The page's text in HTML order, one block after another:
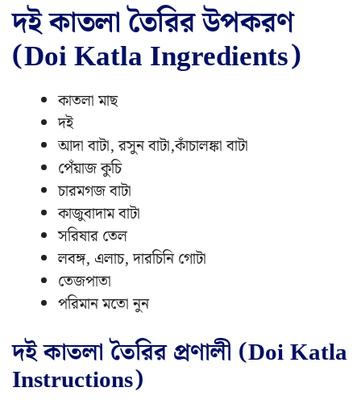
দই কাতলা তৈরির উপকরণ
(Doi Katla Ingredients)
কাতলা মাছ
দই
আদা বাটা, রসুন বাটা,কাঁচালঙ্কা বাটা
পেঁয়াজ কুচি
চারমগজ বাটা
কাজুবাদাম বাটা
সরিষার তেল
লবঙ্গ, এলাচ, দারচিনি গোটা
তেজপাতা
পরিমান মতো নুন
দই কাতলা তৈরির প্রণালী (Doi Katla
Instructions)